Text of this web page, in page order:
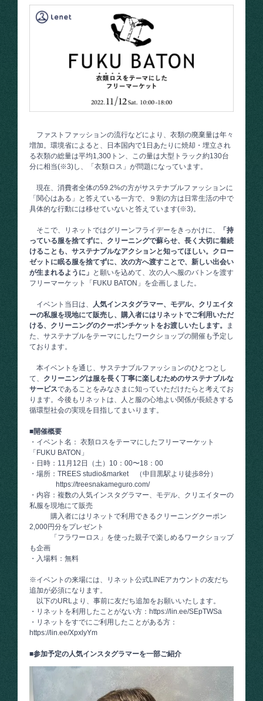
ファストファッションの流行などにより、衣類の廃棄量は年々
増加。環境省によると、日本国内で1日あたりに焼却・埋立され
る衣類の総量は平均1,300トン、この量は大型トラック約130台
分に相当(※3)し、「衣類ロス」が問題になっています。
現在、消費者全体の59.2%の方がサステナブルファッションに
「関心はある」と答えている一方で、９割の方は日常生活の中で
具体的な行動には移せていないと答えています(※3)。
そこで、リネットではグリーンフライデーをきっかけに、
「持
っている服を捨てずに、クリーニングで蘇らせ、長く大切に着続
けることも、サステナブルなアクションと知ってほしい。クロー
ゼットに眠る服を捨てずに、次の方へ渡すことで、新しい出会い
が生まれるように」 と願いを込めて、次の人へ服のバトンを渡す
フリーマーケット「FUKU BATON」を企画しました。
イベント当日は、 人気インスタグラマー、モデル、クリエイタ
ーの私服を現地にて販売し、購入者にはリネットでご利用いただ
ける、クリーニングのクーポンチケットをお渡しいたします。
ま
た、サステナブルをテーマにしたワークショップの開催も予定し
ております。
本イベントを通じ、サステナブルファッションのひとつとし
て、 クリーニングは服を長く丁寧に楽しむためのサステナブルな
サービスであることをみなさまに知っていただけたらと考えてお
ります。今後もリネットは、人と服の心地よい関係が長続きする
循環型社会の実現を目指してまいります。
■開催概要
・イベント名： 衣類ロスをテーマにしたフリーマーケット
「FUKU BATON」
・日時：11月12日（土）10：00〜18：00
・場所：TREES studio&market （中目黒駅より徒歩8分）
https://treesnakameguro.com/
・内容：複数の人気インスタグラマー、モデル、クリエイターの
私服を現地にて販売
購入者にはリネットで利用できるクリーニングクーポン
2,000円分をプレゼント
「フラワーロス」を使った親子で楽しめるワークショップ
も企画
・入場料：無料
※イベントの来場には、リネット公式LINEアカウントの友だち
追加が必須になります。
以下のURLより、事前に友だち追加をお願いいたします。
・リネットを利用したことがない方： https://lin.ee/SEpTWSa
・リネットをすでにご利用したことがある方：
https://lin.ee/XpxlyYm
■参加予定の人気インスタグラマーを一部ご紹介